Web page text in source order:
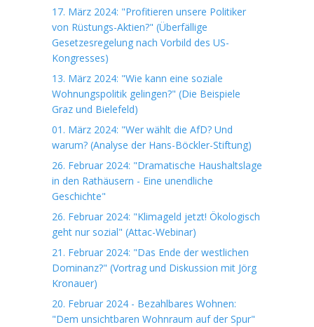
17. März 2024: "Profitieren unsere Politiker
von Rüstungs-Aktien?" (Überfällige
Gesetzesregelung nach Vorbild des US-
Kongresses)
13. März 2024: "Wie kann eine soziale
Wohnungspolitik gelingen?" (Die Beispiele
Graz und Bielefeld)
01. März 2024: "Wer wählt die AfD? Und
warum? (Analyse der Hans-Böckler-Stiftung)
26. Februar 2024: "Dramatische Haushaltslage
in den Rathäusern - Eine unendliche
Geschichte"
26. Februar 2024: "Klimageld jetzt! Ökologisch
geht nur sozial" (Attac-Webinar)
21. Februar 2024: "Das Ende der westlichen
Dominanz?" (Vortrag und Diskussion mit Jörg
Kronauer)
20. Februar 2024 - Bezahlbares Wohnen:
"Dem unsichtbaren Wohnraum auf der Spur"